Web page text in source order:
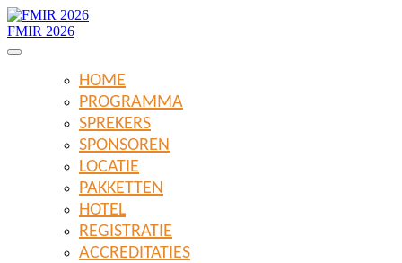
FMIR 2026
HOME
PROGRAMMA
SPREKERS
SPONSOREN
LOCATIE
PAKKETTEN
HOTEL
REGISTRATIE
ACCREDITATIES